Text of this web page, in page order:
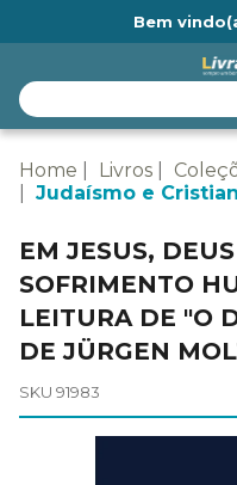
Bem
Home Livros
Judaísmo e
EM JESUS,
SOFRIMENTO
LEITURA DE "O
DE JÜRGEN
SKU 91983